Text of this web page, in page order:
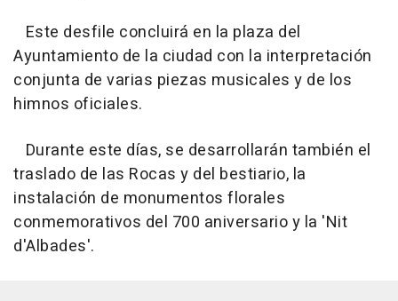
Este desfile concluirá en la plaza del
Ayuntamiento de la ciudad con la interpretación
conjunta de varias piezas musicales y de los
himnos oficiales.
Durante este días, se desarrollarán también el
traslado de las Rocas y del bestiario, la
instalación de monumentos florales
conmemorativos del 700 aniversario y la 'Nit
d'Albades'.